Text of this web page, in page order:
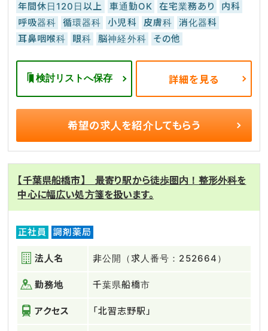
年間休日120日以上 車通勤OK 在宅業務あり
内科
呼吸器科
循環器科 小児科 皮膚科
消化器科
耳鼻咽喉科
眼科 脳神経外科 その他
検討リストへ保存 詳細を見る
希望の求人を紹介してもらう
【千葉県船橋市】 最寄り駅から徒歩圏内！整形外科を
中心に幅広い処方箋を扱います。
正社員 調剤薬局
法人名 非公開（求人番号：252664）
勤務地 千葉県船橋市
アクセス 「北習志野駅」